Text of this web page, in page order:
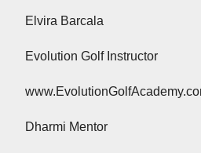
Elvira Barcala
Evolution Golf Instructor
Dharmi Mentor